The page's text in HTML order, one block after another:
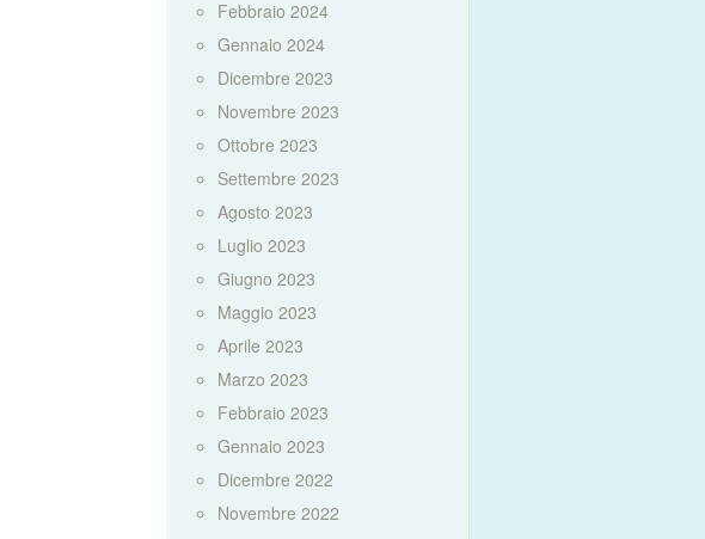
Febbraio 2024
Gennaio 2024
Dicembre 2023
Novembre 2023
Ottobre 2023
Settembre 2023
Agosto 2023
Luglio 2023
Giugno 2023
Maggio 2023
Aprile 2023
Marzo 2023
Febbraio 2023
Gennaio 2023
Dicembre 2022
Novembre 2022